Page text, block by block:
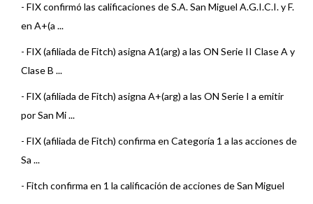
- FIX confirmó las calificaciones de S.A. San Miguel A.G.I.C.I. y F.
en A+(a ...
- FIX (afiliada de Fitch) asigna A1(arg) a las ON Serie II Clase A y
Clase B ...
- FIX (afiliada de Fitch) asigna A+(arg) a las ON Serie I a emitir
por San Mi ...
- FIX (afiliada de Fitch) confirma en Categoría 1 a las acciones de
Sa ...
- Fitch confirma en 1 la calificación de acciones de San Miguel